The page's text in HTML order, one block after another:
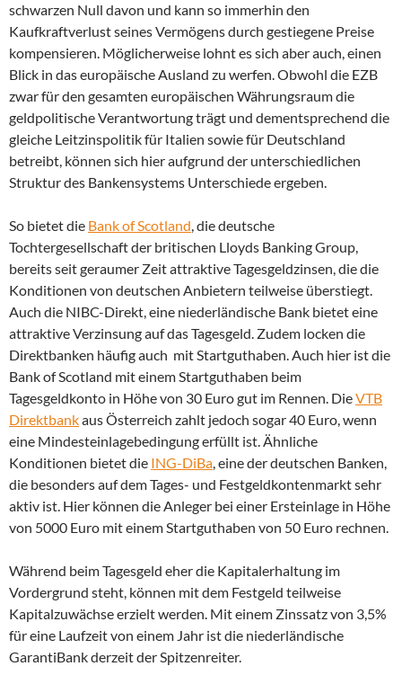
schwarzen Null davon und kann so immerhin den
Kaufkraftverlust seines Vermögens durch gestiegene Preise
kompensieren. Möglicherweise lohnt es sich aber auch, einen
Blick in das europäische Ausland zu werfen. Obwohl die EZB
zwar für den gesamten europäischen Währungsraum die
geldpolitische Verantwortung trägt und dementsprechend die
gleiche Leitzinspolitik für Italien sowie für Deutschland
betreibt, können sich hier aufgrund der unterschiedlichen
Struktur des Bankensystems Unterschiede ergeben.
So bietet die Bank of Scotland, die deutsche
Tochtergesellschaft der britischen Lloyds Banking Group,
bereits seit geraumer Zeit attraktive Tagesgeldzinsen, die die
Konditionen von deutschen Anbietern teilweise überstiegt.
Auch die NIBC-Direkt, eine niederländische Bank bietet eine
attraktive Verzinsung auf das Tagesgeld. Zudem locken die
Direktbanken häufig auch mit Startguthaben. Auch hier ist die
Bank of Scotland mit einem Startguthaben beim
Tagesgeldkonto in Höhe von 30 Euro gut im Rennen. DieVTB
Direktbankaus Österreich zahlt jedoch sogar 40 Euro, wenn
eine Mindesteinlagebedingung erfüllt ist. Ähnliche
Konditionen bietet die ING-DiBa, eine der deutschen Banken,
die besonders auf dem Tages- und Festgeldkontenmarkt sehr
aktiv ist. Hier können die Anleger bei einer Ersteinlage in Höhe
von 5000 Euro mit einem Startguthaben von 50 Euro rechnen.
Während beim Tagesgeld eher die Kapitalerhaltung im
Vordergrund steht, können mit dem Festgeld teilweise
Kapitalzuwächse erzielt werden. Mit einem Zinssatz von 3,5%
für eine Laufzeit von einem Jahr ist die niederländische
GarantiBank derzeit der Spitzenreiter.